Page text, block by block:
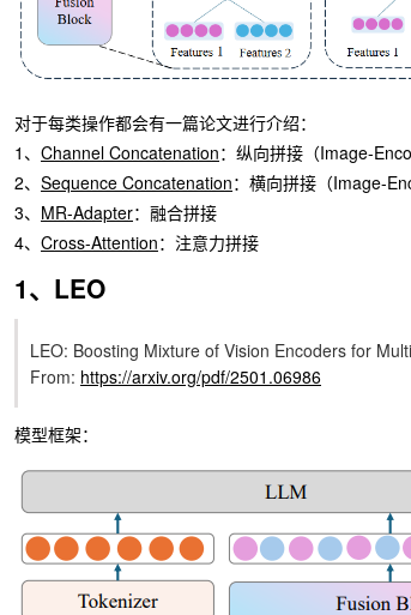
对于每类操作都会有一篇论文进行介绍：
1、 Channel Concatenation：纵向拼接（Image-
2、 Sequence Concatenation：横向拼接（Image-
3、 MR-Adapter：融合拼接
4、 Cross-Attention：注意力拼接
1、LEO
LEO: Boosting Mixture of Vision Encoders for
From: https://arxiv.org/pdf/2501.06986
模型框架：